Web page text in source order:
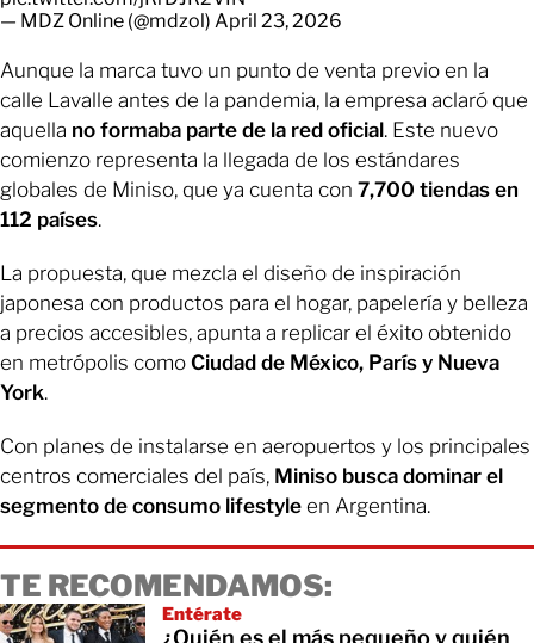
— MDZ Online (@mdzol) April 23, 2026
Aunque la marca tuvo un punto de venta previo en la
calle Lavalle antes de la pandemia, la empresa aclaró que
aquella no formaba parte de la red oficial. Este nuevo
comienzo representa la llegada de los estándares
globales de Miniso, que ya cuenta con 7,700 tiendas en
112 países.
La propuesta, que mezcla el diseño de inspiración
japonesa con productos para el hogar, papelería y belleza
a precios accesibles, apunta a replicar el éxito obtenido
en metrópolis como Ciudad de México, París y Nueva
York.
Con planes de instalarse en aeropuertos y los principales
centros comerciales del país, Miniso busca dominar el
segmento de consumo lifestyle en Argentina.
TE RECOMENDAMOS:
Entérate
¿Quién es el más pequeño y quién